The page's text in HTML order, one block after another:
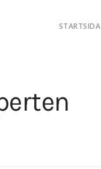
STARTSIDA